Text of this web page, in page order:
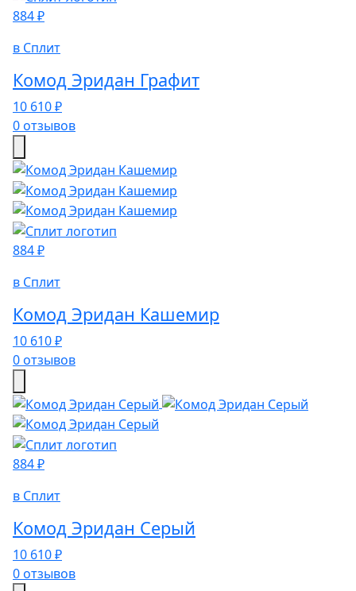
884 ₽
в Сплит
Комод Эридан Графит
10 610 ₽
0 отзывов
884 ₽
в Сплит
Комод Эридан Кашемир
10 610 ₽
0 отзывов
884 ₽
в Сплит
Комод Эридан Серый
10 610 ₽
0 отзывов